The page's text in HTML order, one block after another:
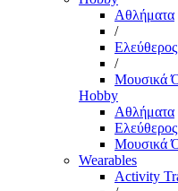
Αθλήματα
/
/
Μουσικά
Hobby
Αθλήματα
Μουσικά
Wearables
Activity